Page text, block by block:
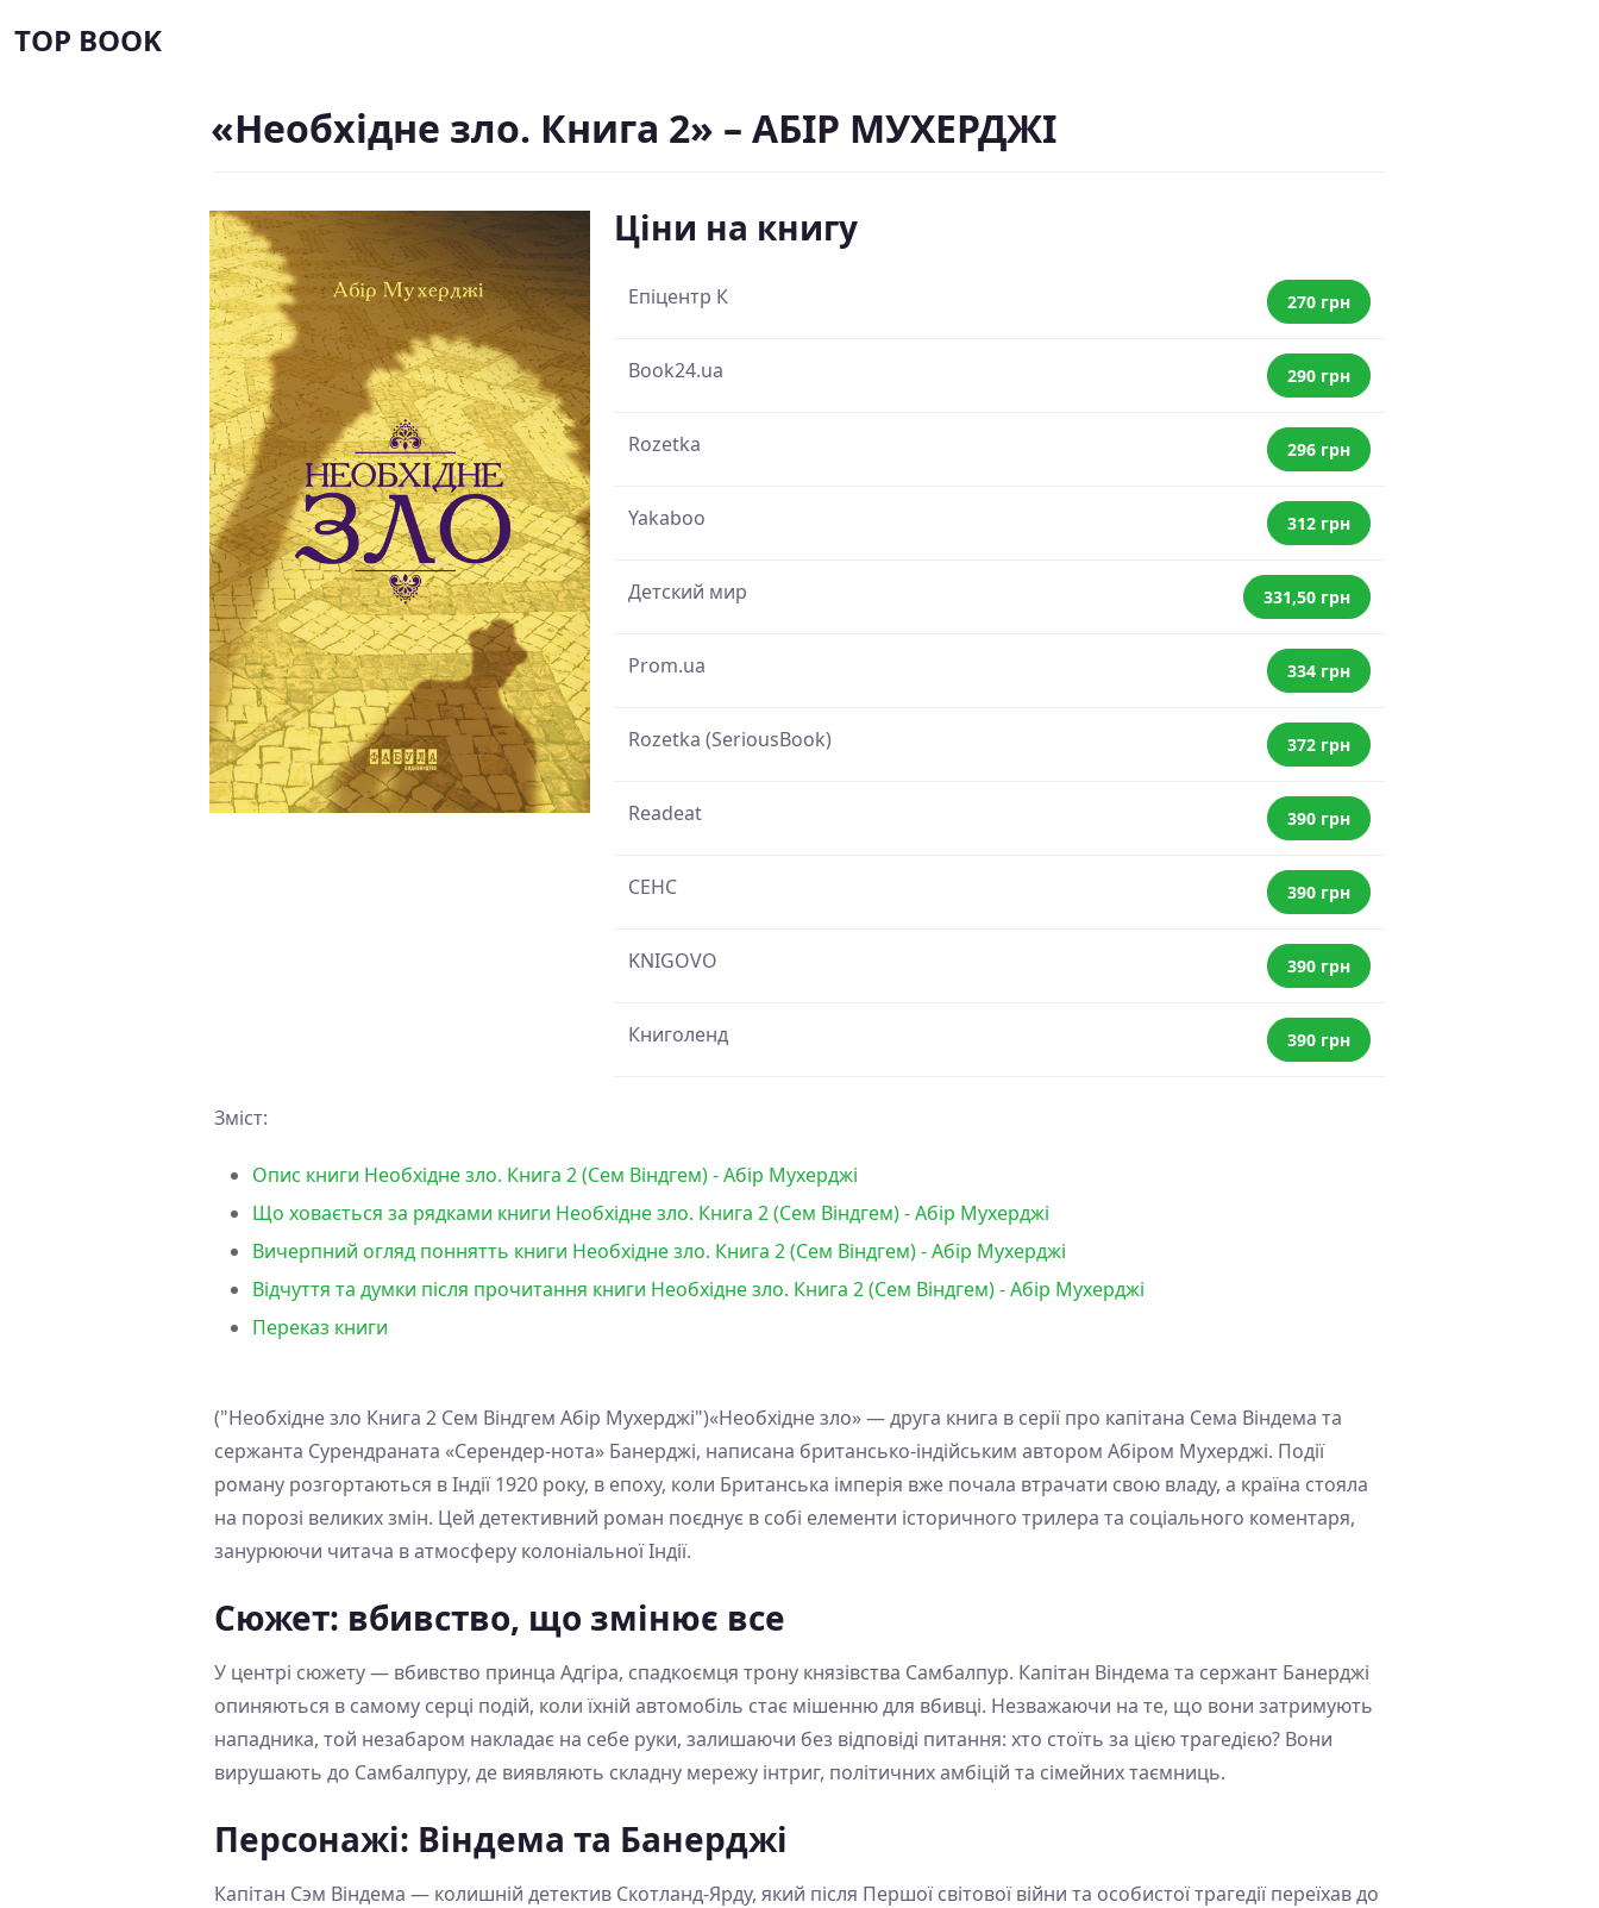
TOP BOOK
«Необхідне зло. Книга 2» – АБІР МУХЕРДЖІ
Ціни на книгу
Епіцентр К 270 грн
Book24.ua 290 грн
Rozetka 296 грн
Yakaboo 312 грн
Детский мир 331,50 грн
Prom.ua 334 грн
Rozetka (SeriousBook) 372 грн
Readeat 390 грн
СЕНС 390 грн
KNIGOVO 390 грн
Книголенд 390 грн
Зміст:
Опис книги Необхідне зло. Книга 2 (Сем Віндгем) - Абір Мухерджі
Що ховається за рядками книги Необхідне зло. Книга 2 (Сем Віндгем) - Абір Мухерджі
Вичерпний огляд поннятть книги Необхідне зло. Книга 2 (Сем Віндгем) - Абір Мухерджі
Відчуття та думки після прочитання книги Необхідне зло. Книга 2 (Сем Віндгем) - Абір Мухерджі
Переказ книги
("Необхідне зло Книга 2 Сем Віндгем Абір Мухерджі")«Необхідне зло» — друга книга в серії про капітана Сема Віндема та
сержанта Сурендраната «Серендер-нота» Банерджі, написана британсько-індійським автором Абіром Мухерджі. Події
роману розгортаються в Індії 1920 року, в епоху, коли Британська імперія вже почала втрачати свою владу, а країна стояла
на порозі великих змін. Цей детективний роман поєднує в собі елементи історичного трилера та соціального коментаря,
занурюючи читача в атмосферу колоніальної Індії.
Сюжет: вбивство, що змінює все
У центрі сюжету — вбивство принца Адгіра, спадкоємця трону князівства Самбалпур. Капітан Віндема та сержант Банерджі
опиняються в самому серці подій, коли їхній автомобіль стає мішенню для вбивці. Незважаючи на те, що вони затримують
нападника, той незабаром накладає на себе руки, залишаючи без відповіді питання: хто стоїть за цією трагедією? Вони
вирушають до Самбалпуру, де виявляють складну мережу інтриг, політичних амбіцій та сімейних таємниць.
Персонажі: Віндема та Банерджі
Капітан Сэм Віндема — колишній детектив Скотланд-Ярду, який після Першої світової війни та особистої трагедії переїхав до